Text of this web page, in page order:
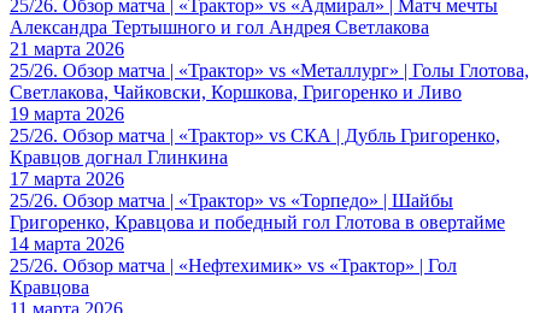
25/26. Обзор матча | «Трактор» vs «Адмирал» | Матч мечты
Александра Тертышного и гол Андрея Светлакова
21 марта 2026
25/26. Обзор матча | «Трактор» vs «Металлург» | Голы Глотова,
Светлакова, Чайковски, Коршкова, Григоренко и Ливо
19 марта 2026
25/26. Обзор матча | «Трактор» vs СКА | Дубль Григоренко,
Кравцов догнал Глинкина
17 марта 2026
25/26. Обзор матча | «Трактор» vs «Торпедо» | Шайбы
Григоренко, Кравцова и победный гол Глотова в овертайме
14 марта 2026
25/26. Обзор матча | «Нефтехимик» vs «Трактор» | Гол
Кравцова
11 марта 2026